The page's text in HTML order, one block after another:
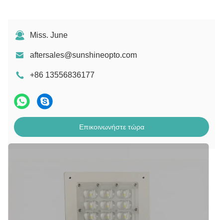
Miss. June
aftersales@sunshineopto.com
+86 13556836177
Επικοινωνήστε τώρα